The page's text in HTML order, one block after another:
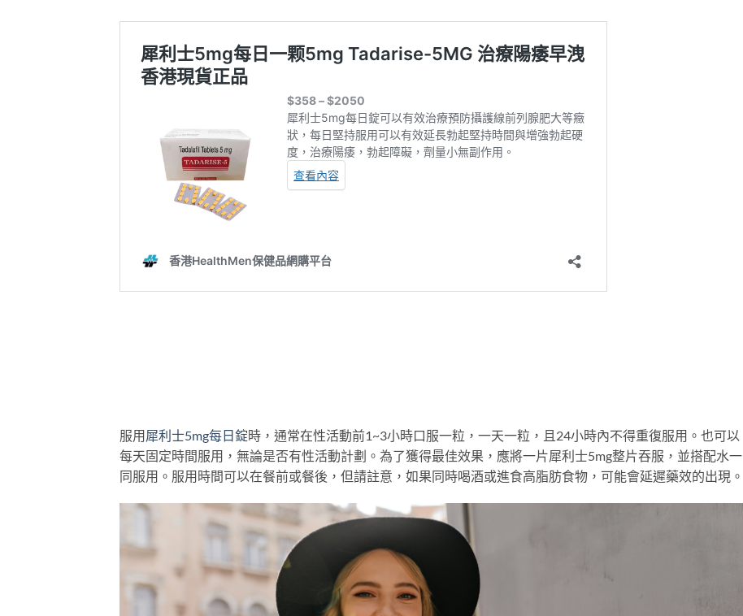
服用 犀利士5mg每日錠時，通常在性活動前1~3小時口服一粒，一天一粒，且24小時內不得重復服用。也可以
每天固定時間服用，無論是否有性活動計劃。為了獲得最佳效果，應將一片犀利士5mg整片吞服，並搭配水一
同服用。服用時間可以在餐前或餐後，但請註意，如果同時喝酒或進食高脂肪食物，可能會延遲藥效的出現。